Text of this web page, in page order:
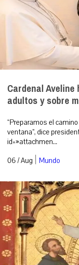
Cardenal
adultos y sobre
“Preparamos el
ventana”, dice
id=»attachmen...
06 / Aug | Mundo